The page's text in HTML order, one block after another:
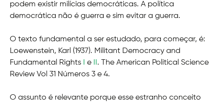
podem existir milícias democráticas. A política
democrática não é guerra e sim evitar a guerra.
O texto fundamental a ser estudado, para começar, é:
Loewenstein, Karl (1937). Militant Democracy and
Fundamental Rights I e II. The American Political Science
Review Vol 31 Números 3 e 4.
O assunto é relevante porque esse estranho conceito